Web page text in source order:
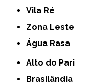
Vila Ré
Zona Leste
Água Rasa
Alto do Pari
Brasilândia